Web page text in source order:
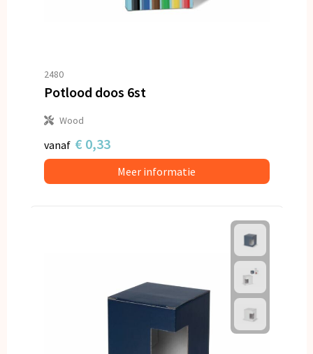
2480
Potlood doos 6st
Wood
vanaf € 0,33
Meer informatie